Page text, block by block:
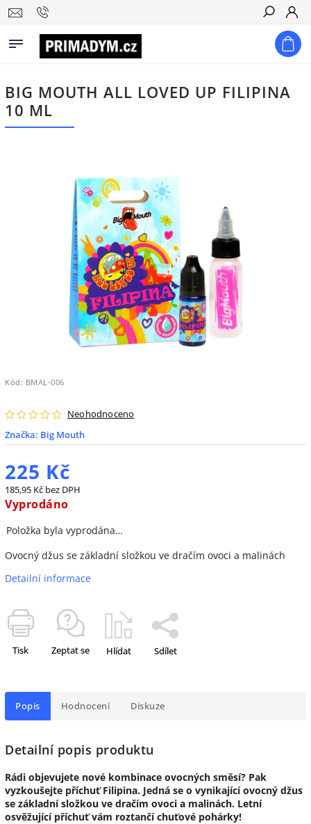
Hledat
BIG MOUTH ALL LOVED UP FILIPINA
10 ML
Kód: BMAL-006
Neohodnoceno
Značka: Big Mouth
225 Kč
185,95 Kč bez DPH
Vyprodáno
Položka byla vyprodána…
Ovocný džus se základní složkou ve dračím ovoci a malinách
Detailní informace
Tisk Zeptat se Hlídat Sdílet
Popis Hodnocení Diskuze
Detailní popis produktu
Rádi objevujete nové kombinace ovocných směsí? Pak
vyzkoušejte příchuť Filipina. Jedná se o vynikající ovocný džus
se základní složkou ve dračím ovoci a malinách. Letní
osvěžující příchuť vám roztančí chuťové pohárky!